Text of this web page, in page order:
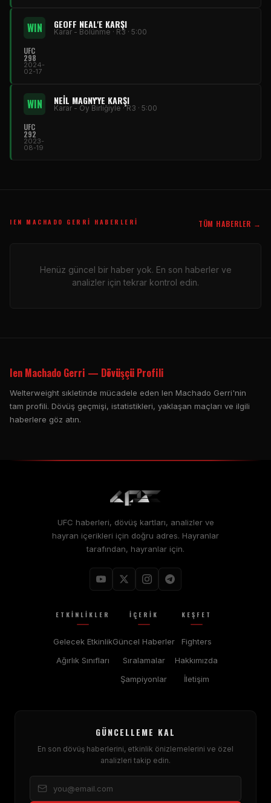
WIN GEOFF NEAL'E KARŞI
Karar - Bölünme · R3 · 5:00
UFC
298
2024-
02-17
WIN NEIL MAGNY'YE KARŞI
Karar - Oy Birliğiyle · R3 · 5:00
UFC
292
2023-
08-19
IEN MACHADO GERRI HABERLERI TÜM HABERLER →
Henüz güncel bir haber yok. En son haberler ve
analizler için tekrar kontrol edin.
Ien Machado Gerri — Dövüşçü Profili
Welterweight sıkletinde mücadele eden Ien Machado Gerri'nin
tam profili. Dövüş geçmişi, istatistikleri, yaklaşan maçları ve ilgili
haberlere göz atın.
UFC haberleri, dövüş kartları, analizler ve
hayran içerikleri için doğru adres. Hayranlar
tarafından, hayranlar için.
ETKINLIKLER
Gelecek Etkinlik
Ağırlık Sınıfları
İÇERIK
Güncel Haberler
Sıralamalar
Şampiyonlar
KEŞFET
Fighters
Hakkımızda
İletişim
GÜNCELLEME KAL
En son dövüş haberlerini, etkinlik önizlemelerini ve özel
analizleri takip edin.